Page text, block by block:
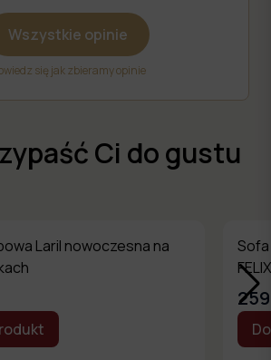
Wszystkie opinie
się jak zbieramy opinie
Ci do gustu
Laril nowoczesna na